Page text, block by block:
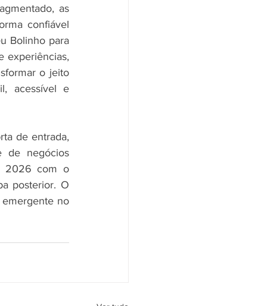
as
confiável
Bolinho para
experiências,
o jeito
acessível e
de entrada,
de negócios
2026 com o
posterior. O
no